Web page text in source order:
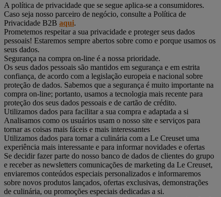
A política de privacidade que se segue aplica-se a consumidores.
Caso seja nosso parceiro de negócio, consulte a Política de
Privacidade B2B aqui.
Prometemos respeitar a sua privacidade e proteger seus dados
pessoais! Estaremos sempre abertos sobre como e porque usamos os
seus dados.
Segurança na compra on-line é a nossa prioridade.
Os seus dados pessoais são mantidos em segurança e em estrita
confiança, de acordo com a legislação europeia e nacional sobre
proteção de dados. Sabemos que a segurança é muito importante na
compra on-line; portanto, usamos a tecnologia mais recente para
proteção dos seus dados pessoais e de cartão de crédito.
Utilizamos dados para facilitar a sua compra e adaptada a si
Analisamos como os usuários usam o nosso site e serviços para
tornar as coisas mais fáceis e mais interessantes
Utilizamos dados para tornar a culinária com a Le Creuset uma
experiência mais interessante e para informar novidades e ofertas
Se decidir fazer parte do nosso banco de dados de clientes do grupo
e receber as newsletters comunicações de marketing da Le Creuset,
enviaremos conteúdos especiais personalizados e informaremos
sobre novos produtos lançados, ofertas exclusivas, demonstrações
de culinária, ou promoções especiais dedicadas a si.